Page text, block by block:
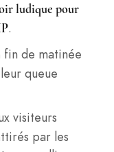
ludique pour
.
fin de matinée
queue
visiteurs
par les